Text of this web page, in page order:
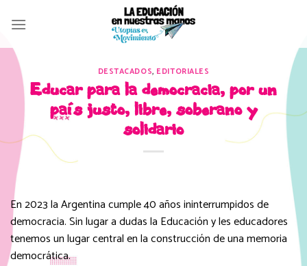
DESTACADOS, EDITORIALES
Educar para la democracia, por un
país justo, libre, soberano y
solidario
En 2023 la Argentina cumple 40 años ininterrumpidos de
democracia. Sin lugar a dudas la Educación y les educadores
tenemos un lugar central en la construcción de una memoria
democrática.